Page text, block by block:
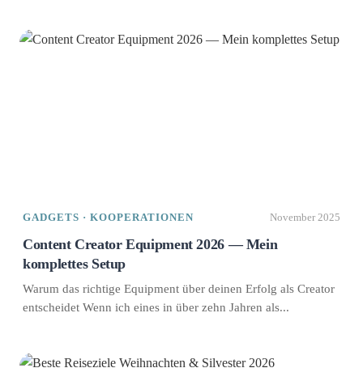
GADGETS · KOOPERATIONEN November 2025
Content Creator Equipment 2026 — Mein
komplettes Setup
Warum das richtige Equipment über deinen Erfolg als Creator
entscheidet Wenn ich eines in über zehn Jahren als...